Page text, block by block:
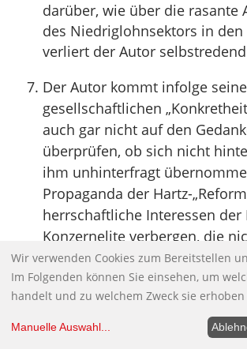
darüber, wie über die rasante
des Niedriglohnsektors in den
verliert der Autor
Der Autor kommt infolge
gesellschaftlichen
auch gar nicht auf den
überprüfen, ob sich nicht
ihm unhinterfragt
Propaganda der Hartz-
herrschaftliche Interessen der
Konzernelite verbergen, die
Profitrate auf Kosten der
Lohnabhängigen weiter
auch das politische
strukturell zu ihren Gunsten
wollen, in dem insbesondere
Wir verwenden Cookies zum Bereitstellen
Im Folgenden können Sie einsehen, um
handelt und zu welchem Zweck sie
Manuelle Auswahl...